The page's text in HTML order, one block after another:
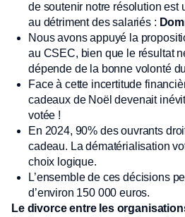
de soutenir notre résolution est
au détriment des salariés :
Nous avons appuyé la
au CSEC, bien que le résultat
dépende de la bonne volonté
Face à cette incertitude
cadeaux de Noël devenait
votée !
En 2024, 90% des ouvrants
cadeau. La dématérialisation
choix logique.
L’ensemble de ces décisions
d’environ 150 000 euros.
Le divorce entre les